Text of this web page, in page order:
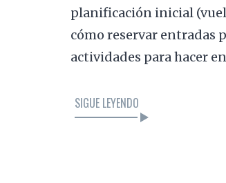
planificación inicial
cómo reservar entradas
actividades para hacer
SIGUE LEYENDO